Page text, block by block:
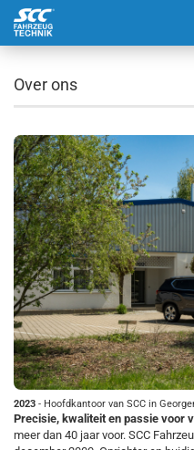
Over ons
2023 - Hoofdkantoor van SCC in
Precisie, kwaliteit en passie voor
meer dan 40 jaar voor. SCC